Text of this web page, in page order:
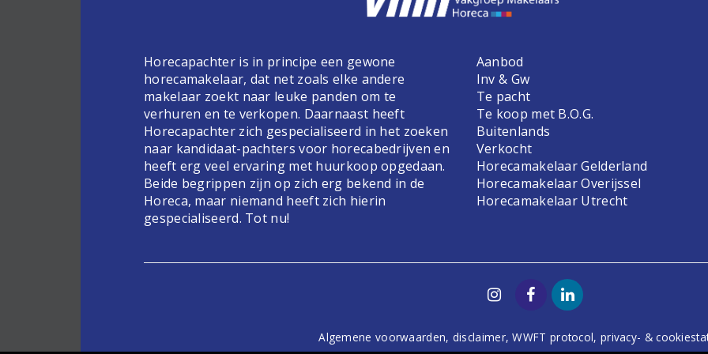
Horecapachter is in principe een gewone
horecamakelaar, dat net zoals elke andere
makelaar zoekt naar leuke panden om te
verhuren en te verkopen. Daarnaast heeft
Horecapachter zich gespecialiseerd in het zoeken
naar kandidaat-pachters voor horecabedrijven en
heeft erg veel ervaring met huurkoop opgedaan.
Beide begrippen zijn op zich erg bekend in de
Horeca, maar niemand heeft zich hierin
gespecialiseerd. Tot nu!
Aanbod
Inv & Gw
Te pacht
Te koop met B.O.G.
Buitenlands
Verkocht
Horecamakelaar Gelderland
Horecamakelaar Overijssel
Horecamakelaar Utrecht
Algemene voorwaarden, disclaimer,WWFT protocol, privacy- &